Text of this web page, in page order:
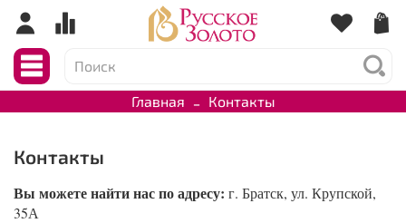
Главная Контакты
Контакты
Вы можете найти нас по адресу: г. Братск, ул. Крупской,
35А